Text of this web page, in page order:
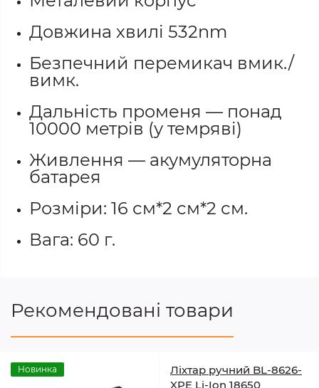
Довжина хвилі 532nm
Безпечний перемикач вмик./
вимк.
Дальність променя — понад
10000 метрів (у темряві)
Живлення — акумуляторна
батарея
Розміри: 16 см*2 см*2 см.
Вага: 60 г.
Рекомендовані товари
Новинка
Ліхтар ручний BL-8626-
XPE Li-Ion 18650